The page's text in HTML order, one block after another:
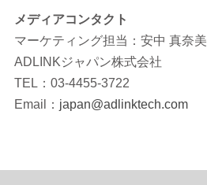
メディアコンタクト
マーケティング担当：安中 真奈美
ADLINKジャパン株式会社
TEL：03-4455-3722
Email： japan@adlinktech.com